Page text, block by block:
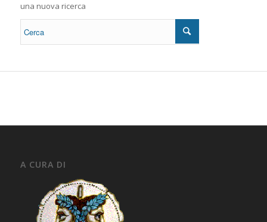
una nuova ricerca
A CURA DI